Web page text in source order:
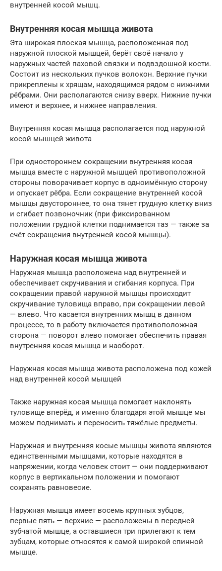
внутренней косой мышц.
Внутренняя косая мышца живота
Эта широкая плоская мышца, расположенная под
наружной плоской мышцей, берёт своё начало у
наружных частей паховой связки и подвздошной кости.
Состоит из нескольких пучков волокон. Верхние пучки
прикреплены к хрящам, находящимся рядом с нижними
рёбрами. Они располагаются снизу вверх. Нижние пучки
имеют и верхнее, и нижнее направления.
Внутренняя косая мышца располагается под наружной
косой мышцей живота
При одностороннем сокращении внутренняя косая
мышца вместе с наружной мышцей противоположной
стороны поворачивает корпус в одноимённую сторону
и опускает рёбра. Если сокращение внутренней косой
мышцы двустороннее, то она тянет грудную клетку вниз
и сгибает позвоночник (при фиксированном
положении грудной клетки поднимается таз — также за
счёт сокращения внутренней косой мышцы).
Наружная косая мышца живота
Наружная мышца расположена над внутренней и
обеспечивает скручивания и сгибания корпуса. При
сокращении правой наружной мышцы происходит
скручивание туловища вправо, при сокращении левой
— влево. Что касается внутренних мышц в данном
процессе, то в работу включается противоположная
сторона — поворот влево помогает обеспечить правая
внутренняя косая мышца и наоборот.
Наружная косая мышца живота расположена под кожей
над внутренней косой мышцей
Также наружная косая мышца помогает наклонять
туловище вперёд, и именно благодаря этой мышце мы
можем поднимать и переносить тяжёлые предметы.
Наружная и внутренняя косые мышцы живота являются
единственными мышцами, которые находятся в
напряжении, когда человек стоит — они поддерживают
корпус в вертикальном положении и помогают
сохранять равновесие.
Наружная мышца имеет восемь крупных зубцов,
первые пять — верхние — расположены в передней
зубчатой мышце, а оставшиеся три прилегают к тем
зубцам, которые относятся к самой широкой спинной
мышце.